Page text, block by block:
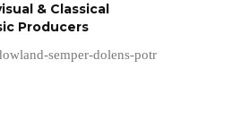
& Classical
Producers
semper-dolens-potr